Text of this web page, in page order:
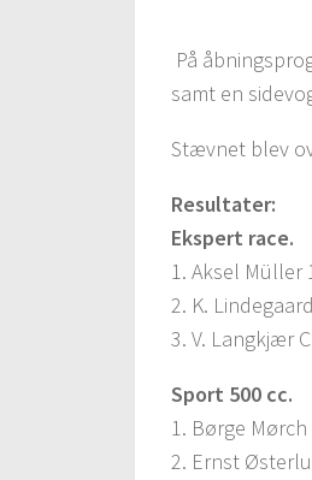
På
samt en
Stævnet blev
Resultater:
Ekspert race.
1. Aksel Müller
2. K.
3. V. Langkjær
Sport 500 cc.
1. Børge
2. Ernst